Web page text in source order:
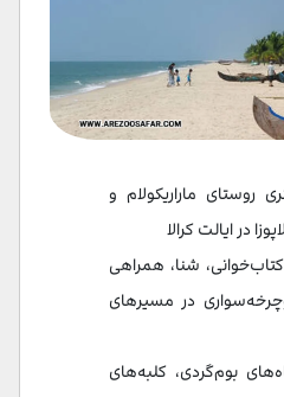
روستای ماراریکولام و
شنا، همراهی
در مسیرهای
بوم‌گردی، کلبه‌های